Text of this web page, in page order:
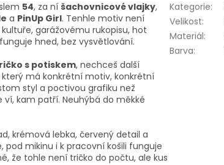
54, za ní šachovnicové vlajky,
a PinUp Girl. Tenhle motiv není
garážovému rukopisu, hot
hned, bez vysvětlování.
s potiskem, nechceš další
který má konkrétní motiv, konkrétní
styl a poctivou grafiku než
kam patří. Neuhýbá do měkké
krémová lebka, červený detail a
pod mikinu i k pracovní košili funguje
že tohle není tričko do počtu, ale kus
Kategorie:
Velikost:
Materiál:
Barva: